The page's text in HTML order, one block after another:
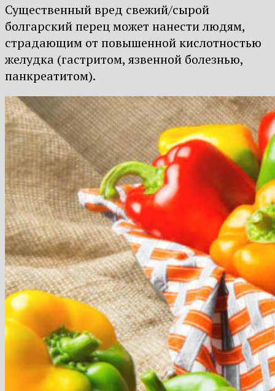
Существенный вред свежий/сырой
болгарский перец может нанести людям,
страдающим от повышенной кислотностью
желудка (гастритом, язвенной болезнью,
панкреатитом).